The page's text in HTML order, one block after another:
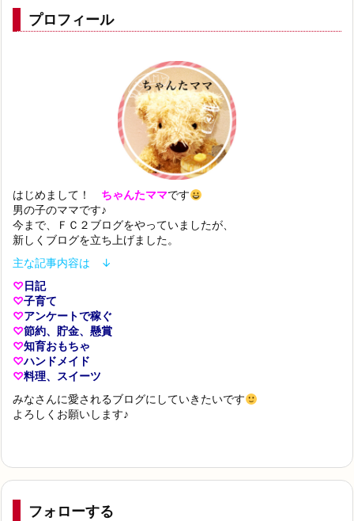
プロフィール
はじめまして！ ちゃんたママです
男の子のママです♪
今まで、ＦＣ２ブログをやっていましたが、
新しくブログを立ち上げました。
主な記事内容は ↓
♡日記
♡子育て
♡アンケートで稼ぐ
♡節約、貯金、懸賞
♡知育おもちゃ
♡ハンドメイド
♡料理、スイーツ
みなさんに愛されるブログにしていきたいです
よろしくお願いします♪
フォローする